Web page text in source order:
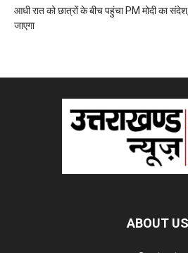
आधी रात को छात्रों के बीच पहुंचा PM मोदी का
जाएगा
ABOUT US